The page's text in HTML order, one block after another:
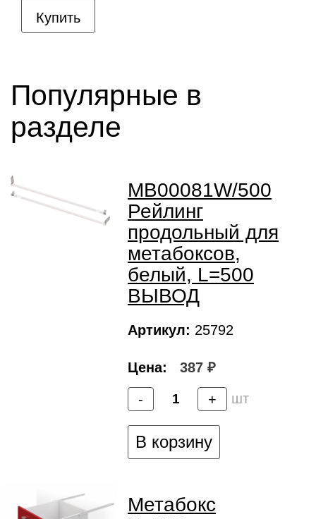
Купить
Популярные в
разделе
MB00081W/500
Рейлинг
продольный для
метабоксов,
белый, L=500
ВЫВОД
Артикул: 25792
Цена: 387 ₽
- + шт
В корзину
Метабокс